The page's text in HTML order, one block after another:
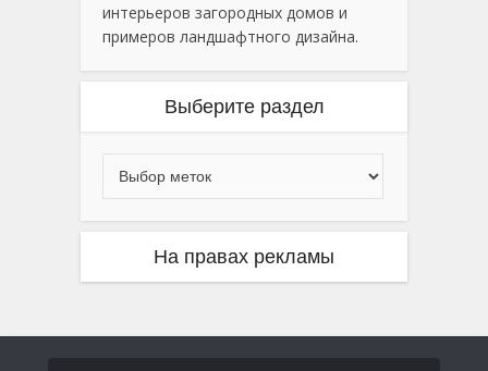
интерьеров загородных домов и
примеров ландшафтного дизайна.
Выберите раздел
На правах рекламы